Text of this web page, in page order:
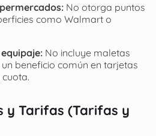
No otorga puntos
como Walmart o
No incluye maletas
beneficio común en tarjetas
y Tarifas (Tarifas y